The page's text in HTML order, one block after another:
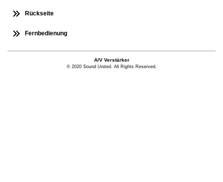
Rückseite
Fernbedienung
A/V Verstärker
© 2020 Sound United. All Rights Reserved.